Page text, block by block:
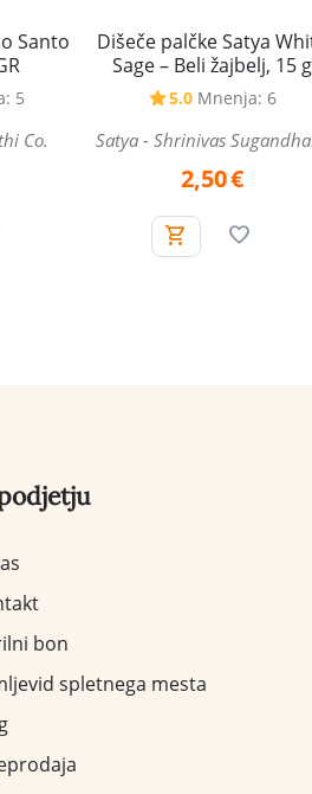
Santo
5
Co.
Dišeče palčke Satya
Sage – Beli žajbelj, 15 g
5.0 Mnenja: 6
Satya - Shrinivas
2,50€
bon
spletnega mesta